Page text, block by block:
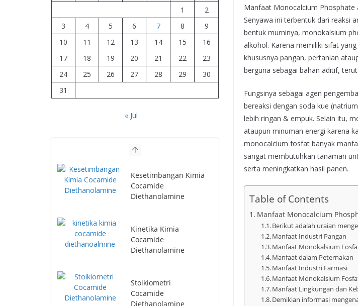
Manfaat Monocalcium Phosphate
Senyawa ini terbentuk dari reaksi
bentuk murninya, monokalsium
alkohol. Karena memiliki sifat
khususnya pangan, pertanian
berguna sebagai bahan aditif,
Fungsinya sebagai agen
bereaksi dengan soda kue
lebih ringan & empuk. Selain itu,
ataupun minuman energi karena
monocalcium fosfat banyak
sangat membutuhkan tanaman
serta meningkatkan hasil panen.
Table of Contents
Manfaat Monocalcium
Berikut adalah uraian
Manfaat Industri Pangan
Manfaat Monokalsium
Manfaat dalam Peternakan
Manfaat Industri Farmasi
Manfaat Monokalsium
Manfaat Lingkungan dan
Demikian informasi
1
2
3
4 5 6 7 8
9
10
11 12 13 14 15
16
17
18 19 20 21 22
23
24
25 26 27 28 29
30
31
« Jul
Kesetimbangan Kimia
Cocamide
Diethanolamine
Kinetika Kimia
Cocamide
Diethanolamine
Stoikiometri
Cocamide
Diethanolamine